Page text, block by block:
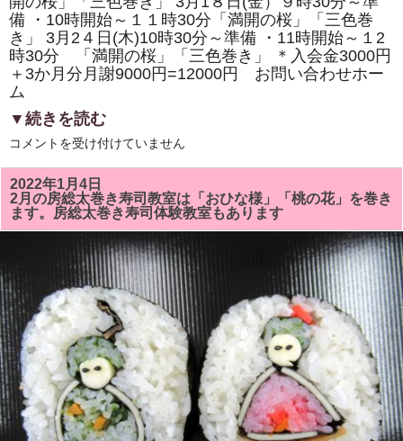
ご
ざ
い
ま
し
た！
は
備 ・10時開始～１１時30分「満開の桜」「三色巻
き」 3月2４日(木)10時30分～準備 ・11時開始～１2
時30分 「満開の桜」「三色巻き」 ＊入会金3000円
＋3か月分月謝9000円=12000円 お問い合わせホー
ム
▼続きを読む
３
の
房
総
太
巻
き
室
で
は
「満
開
の
桜」
「三
色
巻
き」
を
巻
コメントを受け付けていません
2022年1月4日
2月の房総太巻き寿司教室は「おひな様」「桃の花」を巻き
ます。房総太巻き寿司体験教室もあります